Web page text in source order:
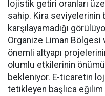
lojistik getiri oranları
sahip. Kira seviyelerinin
karşılayamadığı
Organize Liman
önemli altyapı
olumlu etkilerinin
bekleniyor. E-ticaretin
tetikleyen başlıca